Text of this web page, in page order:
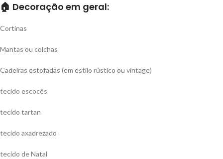
🏠 Decoração em geral:
Cortinas
Mantas ou colchas
Cadeiras estofadas (em estilo rústico ou vintage)
tecido escocês
tecido tartan
tecido axadrezado
tecido de Natal